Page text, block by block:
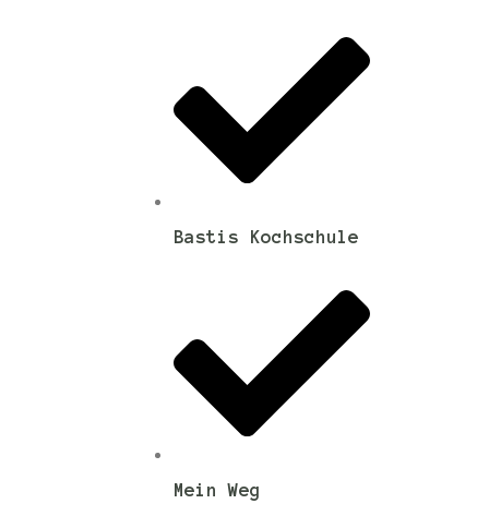
Bastis Kochschule
Mein Weg